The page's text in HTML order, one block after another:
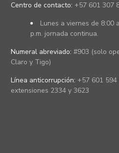
Centro de contacto: +57 601 307
Lunes a viernes de 8:00
p.m. jornada continua.
Numeral abreviado: #903 (solo
Claro y Tigo)
Línea anticorrupción: +57 601 594
extensiones 2334 y 3623